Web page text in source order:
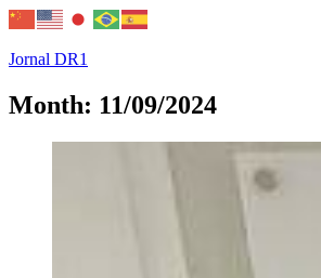
Jornal DR1
Month: 11/09/2024